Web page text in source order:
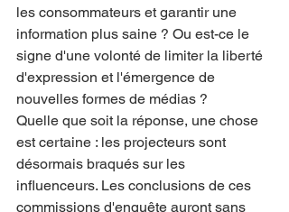
les consommateurs et garantir une
information plus saine ? Ou est-ce le
signe d'une volonté de limiter la liberté
d'expression et l'émergence de
nouvelles formes de médias ?
Quelle que soit la réponse, une chose
est certaine : les projecteurs sont
désormais braqués sur les
influenceurs. Les conclusions de ces
commissions d'enquête auront sans